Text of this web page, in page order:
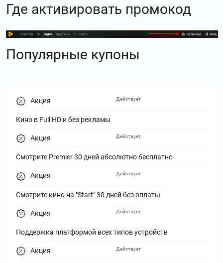
Где активировать промокод
Популярные купоны
Акция
Кино в Full HD и без рекламы
Действует
Акция
Смотрите Premier 30 дней абсолютно бесплатно
Действует
Акция
Смотрите кино на "Start" 30 дней без оплаты
Действует
Акция
Поддержка платформой всех типов устройств
Действует
Акция Действует